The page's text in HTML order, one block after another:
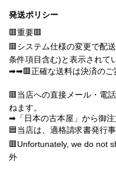
発送ポリシー
🟥重要🟥
🟥システム仕様の変更で配
条件項目含む)と表示されて
➡➡🟥正確な送料は決済のご
🟥当店への直接メール・電
ねます。
➡「日本の古本屋」から御注
🟦当店は、適格請求書発行
🟥Unfortunately, we do not
外